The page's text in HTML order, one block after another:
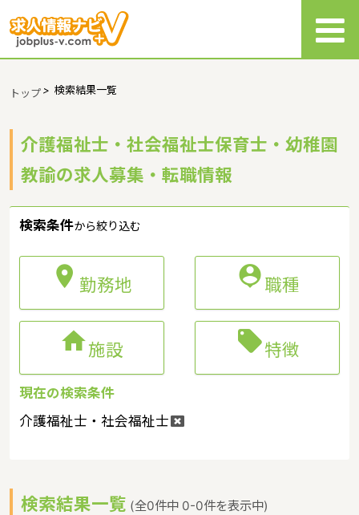
トップ> 検索結果一覧
介護福祉士・社会福祉士保育士・幼稚園
教諭の求人募集・転職情報
検索条件から絞り込む
 勤務地 職種
施設 特徴
現在の検索条件
介護福祉士・社会福祉士
検索結果一覧 (全0件中 0-0件を表示中)